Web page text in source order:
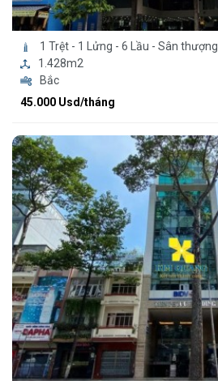
1 Trệt - 1 Lửng - 6 Lầu - Sân thượng
1.428m2
Bắc
45.000 Usd/tháng